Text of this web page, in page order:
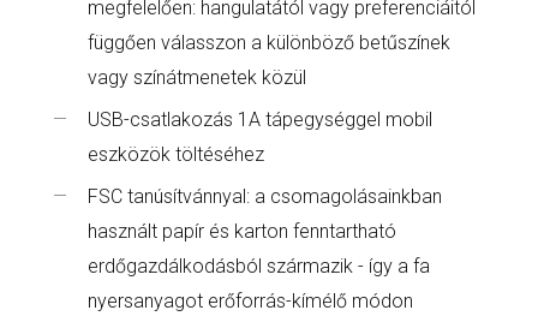
megfelelően: hangulatától vagy preferenciáitól
függően válasszon a különböző betűszínek
vagy színátmenetek közül
USB-csatlakozás 1A tápegységgel mobil
eszközök töltéséhez
FSC tanúsítvánnyal: a csomagolásainkban
használt papír és karton fenntartható
erdőgazdálkodásból származik - így a fa
nyersanyagot erőforrás-kímélő módon